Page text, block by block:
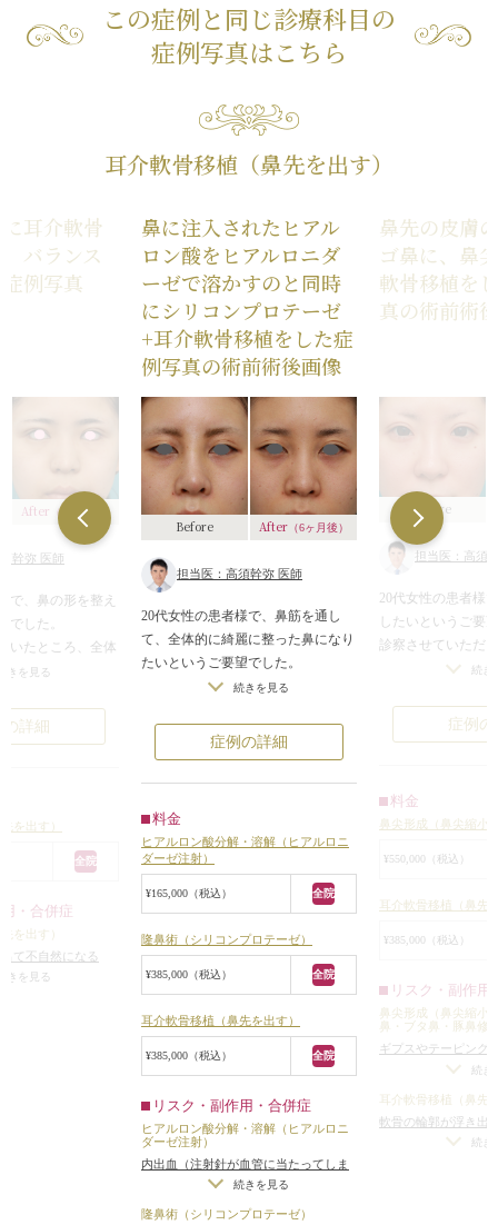
この症例と同じ診療科目の
症例写真はこちら
耳介軟骨移植（鼻先を出す）
耳介軟骨
バランス
例写真
After （6ヶ月後）
幹弥 医師
で、鼻の形を整え
でした。
いたところ、全体
人特有の凹凸の少
でした。
ることもなく、高
ったので、鼻尖縮
応もありませんで
潰れて上に上がっ
に引っ込んでバラ
で、まずは鼻先と
軟骨移植をする
きを見る
詳細
を出す）
全院
・合併症
を出す）
て不自然になる
軟骨を移植した場
きを見る
鼻に注入されたヒアル
ロン酸をヒアルロニダ
ーゼで溶かすのと同時
にシリコンプロテーゼ
+耳介軟骨移植をした症
例写真の術前術後画像
Before After（6ヶ月後）
担当医：高須幹弥 医師
20代女性の患者様で、鼻筋を通し
て、全体的に綺麗に整った鼻になり
たいというご要望でした。
診察させていただいたところ、鼻に
おり、ヒアルロン酸によって高さが
出ている分、横に広がって、太い鼻
がっており、正面から見て鼻の穴が
目立っていました。
手術は、ヒアルロニダーゼでヒアル
ロン酸を分解、溶解するのと同時
に、鼻根部~鼻背にかけてシリコン
プロテーゼを入れ、鼻先に耳介軟骨
シリコンプロテーゼは、自然な高さ
で適度に鼻筋が通るように、約
3.5mmの厚みのI型プロテーゼを入れ
ました。
ら軟骨を採取し。鼻先が斜め下方向
に出るように移植しました。
手術後は、太かった鼻筋が、自然な
細さになり、綺麗に鼻筋が通りまし
続きを見る
症例の詳細
料金
ヒアルロン酸分解・溶解（ヒアルロニ
ダーゼ注射）
¥165,000（税込） 全院
隆鼻術（シリコンプロテーゼ）
¥385,000（税込） 全院
耳介軟骨移植（鼻先を出す）
¥385,000（税込） 全院
リスク・副作用・合併症
ヒアルロン酸分解・溶解（ヒアルロニ
ダーゼ注射）
内出血（注射針が血管に当たってしま
/アレルギーが生じる可能
性
続きを見る
隆鼻術（シリコンプロテーゼ）
鼻先の皮膚
ゴ鼻に、鼻
軟骨移植を
真の術前術
Before
担当医：高須
20代女性の患者様
したいというご要
診察させていただ
の軟骨である大鼻
が覆い被さって、
いました。
いました。
鼻尖形成（鼻尖縮
軟骨移植をするこ
ら、大きく余計に
骨上の皮下脂肪も
左右の大鼻翼軟骨
て、軟骨同士を糸
いった操作は、こ
て行うと、正面か
形、ポリビーク変
続き
症例
料金
鼻尖形成（鼻尖縮小
¥550,000（税込）
耳介軟骨移植（鼻先
¥385,000（税込）
リスク・副作用
鼻尖形成（鼻尖縮小
鼻・ブタ鼻・豚鼻修
ギプスやテーピング
仕上がりのわずかな
る/効果が出やすい
続き
耳介軟骨移植（鼻先
軟骨の輪郭が浮き出
（無理をして大量に
続き